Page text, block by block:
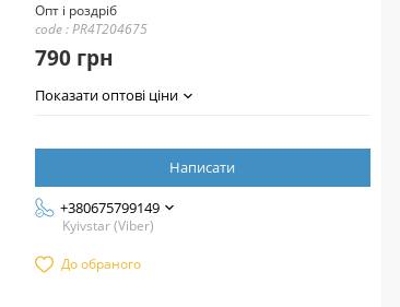
Опт і роздріб
code : PR4T204675
790 грн
Показати оптові ціни
Написати
+380675799149
Kyivstar (Viber)
До обраного